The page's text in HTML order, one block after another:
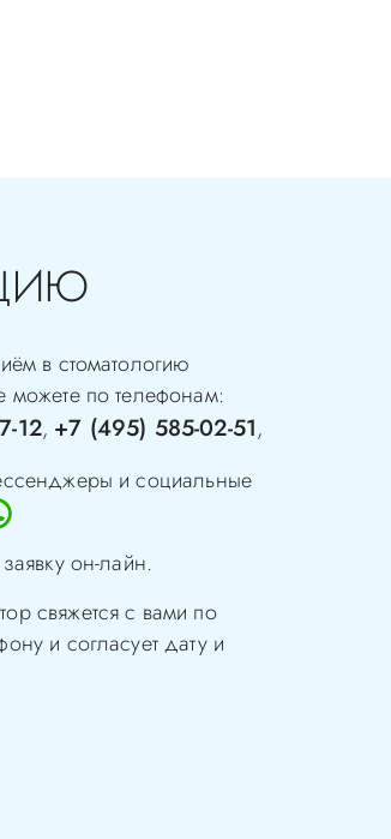
в стоматологию
можете по телефонам:
12, +7 (495) 585-02-51,
и социальные
он-лайн.
свяжется с вами по
и согласует дату и